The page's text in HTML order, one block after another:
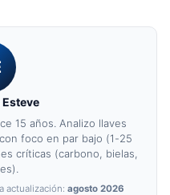
15 años. Analizo llaves
foco en par bajo (1-25
críticas (carbono, bielas,
actualización: agosto 2026